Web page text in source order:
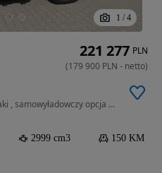
1 / 4
2999 cm3 • 150 KM • Jak L35 bliźniaki , samowyładowczy opcja żuraw
2999 cm3
150 KM
221 277 PLN
(179 900 PLN - netto)